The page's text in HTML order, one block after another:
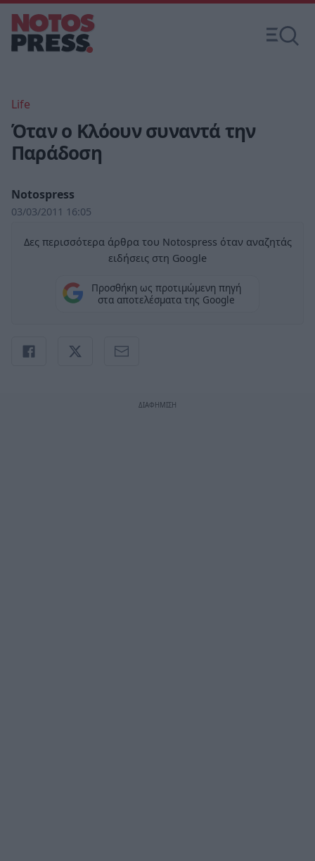
Life
Όταν ο Κλόουν συναντά την
Παράδοση
Notospress
03/03/2011 16:05
Δες περισσότερα άρθρα του Notospress όταν αναζητάς
ειδήσεις στη Google
Προσθήκη ως προτιμώμενη πηγή
στα αποτελέσματα της Google